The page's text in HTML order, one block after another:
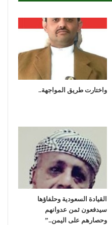
واختارت طريق المواجهة..
القيادة السعودية وحلفاؤها
سيدفعون ثمن عدوانهم
وحصارهم على اليمن..”